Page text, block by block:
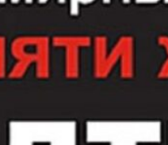
хоть
ты.